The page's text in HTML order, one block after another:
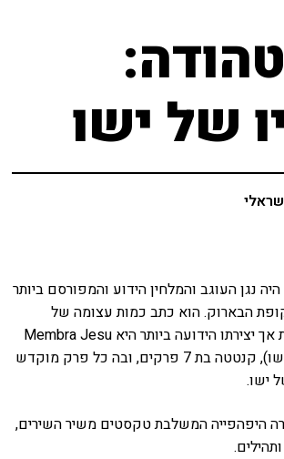
של ישו
נגן העוגב והמלחין הידוע והמפורסם ביותר
הבארוק. הוא כתב כמות עצומה של
מוסיקה כלית וקולית אך יצירתו הידועה ביותר היא Membra Jesu
Nostri (איבריו של ישו), קנטטה בת 7 פרקים, ובה כל פרק מוקדש
ישו.
היפהפייה המשלבת טקסטים משיר השירים,